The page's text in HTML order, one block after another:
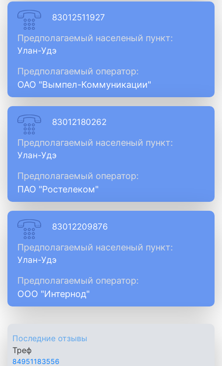
83012511927
Предполагаемый населеный пункт:
Улан-Удэ
Предполагаемый оператор:
ОАО "Вымпел-Коммуникации"
83012180262
Предполагаемый населеный пункт:
Улан-Удэ
Предполагаемый оператор:
ПАО "Ростелеком"
83012209876
Предполагаемый населеный пункт:
Улан-Удэ
Предполагаемый оператор:
ООО "Интернод"
Последние отзывы
Треф
84951183556